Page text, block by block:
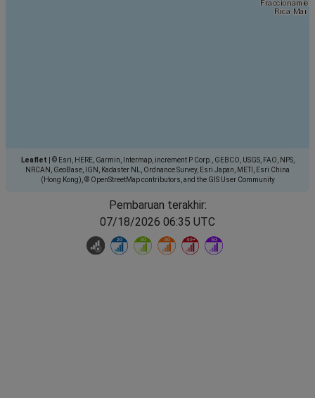
Leaflet
© Esri, HERE, Garmin, Intermap, increment P Corp., GEBCO, USGS, FAO, NPS,
NRCAN, GeoBase, IGN, Kadaster NL, Ordnance Survey, Esri Japan, METI, Esri China
(Hong Kong), © OpenStreetMap contributors, and the GIS User Community
Pembaruan terakhir:
07/18/2026 06:35 UTC